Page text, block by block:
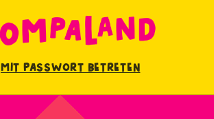
Mit Passwort betreten